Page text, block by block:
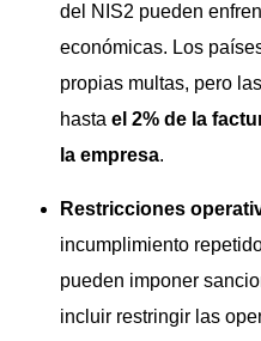
del NIS2 pueden
económicas. Los
propias multas, pero
hasta el 2% de la
la empresa.
Restricciones
incumplimiento
pueden imponer
incluir restringir las